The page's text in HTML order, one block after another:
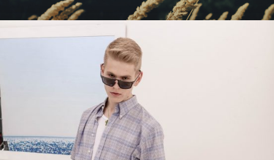
Élie
-
Calçados
e
Acessórios
Masculino